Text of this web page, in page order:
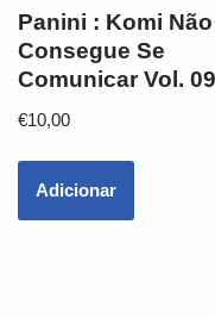
Panini : Komi Não
Consegue Se
Comunicar Vol. 09
€10,00
Adicionar